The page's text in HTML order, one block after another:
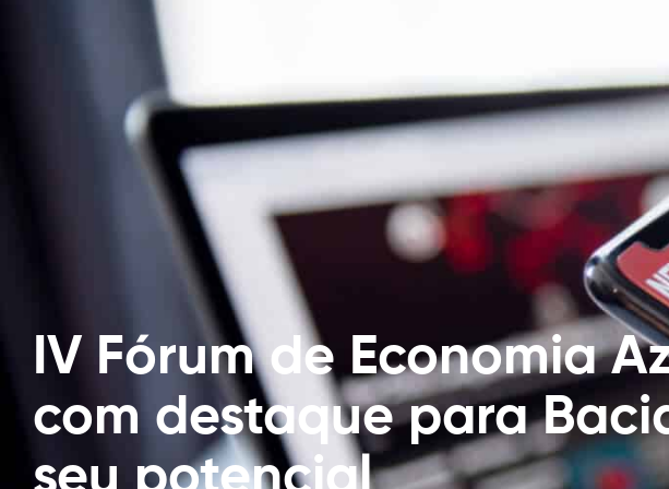
IV Fórum de Economia
com destaque para
seu potencial